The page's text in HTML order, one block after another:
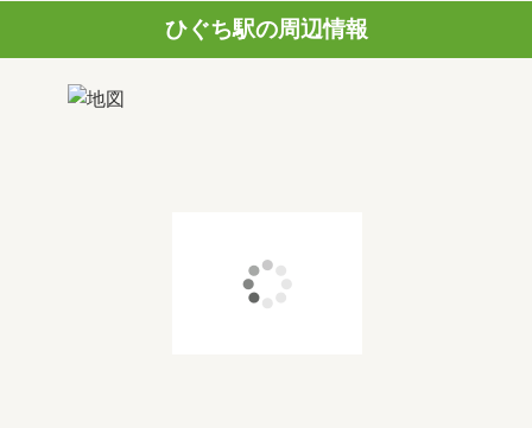
ひぐち駅の周辺情報